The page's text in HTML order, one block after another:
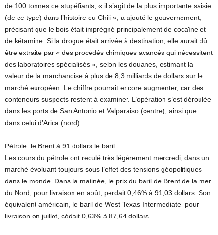
de 100 tonnes de stupéfiants, « il s’agit de la plus importante saisie
(de ce type) dans l’histoire du Chili », a ajouté le gouvernement,
précisant que le bois était imprégné principalement de cocaïne et
de kétamine. Si la drogue était arrivée à destination, elle aurait dû
être extraite par « des procédés chimiques avancés qui nécessitent
des laboratoires spécialisés », selon les douanes, estimant la
valeur de la marchandise à plus de 8,3 milliards de dollars sur le
marché européen. Le chiffre pourrait encore augmenter, car des
conteneurs suspects restent à examiner. L’opération s’est déroulée
dans les ports de San Antonio et Valparaiso (centre), ainsi que
dans celui d’Arica (nord).
Pétrole: le Brent à 91 dollars le baril
Les cours du pétrole ont reculé très légèrement mercredi, dans un
marché évoluant toujours sous l’effet des tensions géopolitiques
dans le monde. Dans la matinée, le prix du baril de Brent de la mer
du Nord, pour livraison en août, perdait 0,46% à 91,03 dollars. Son
équivalent américain, le baril de West Texas Intermediate, pour
livraison en juillet, cédait 0,63% à 87,64 dollars.